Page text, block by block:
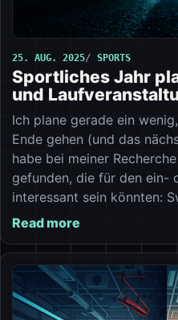
25. AUG. 2025 SPORTS
Sportliches Jahr
und
Ich plane gerade ein
Ende gehen (und das
habe bei meiner
gefunden, die für den ein-
interessant sein könnten:
Read more